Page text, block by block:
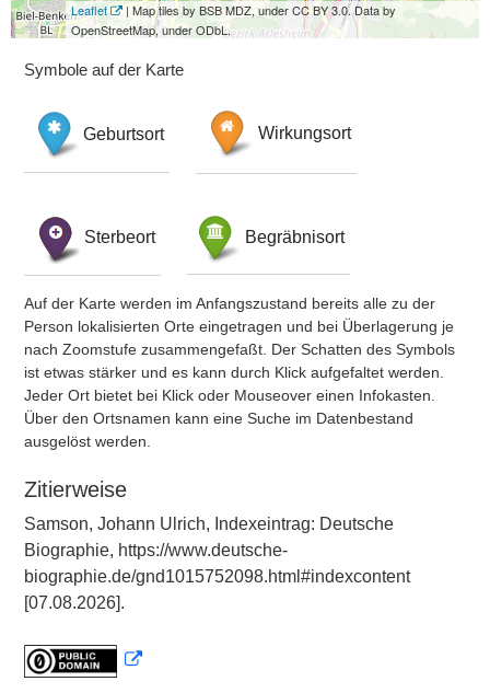
Leaflet
| Map tiles by BSB MDZ, under CC BY 3.0. Data by
OpenStreetMap, under ODbL.
Symbole auf der Karte
Geburtsort Wirkungsort
Sterbeort Begräbnisort
Auf der Karte werden im Anfangszustand bereits alle zu der
Person lokalisierten Orte eingetragen und bei Überlagerung je
nach Zoomstufe zusammengefaßt. Der Schatten des Symbols
ist etwas stärker und es kann durch Klick aufgefaltet werden.
Jeder Ort bietet bei Klick oder Mouseover einen Infokasten.
Über den Ortsnamen kann eine Suche im Datenbestand
ausgelöst werden.
Zitierweise
Samson, Johann Ulrich, Indexeintrag: Deutsche
Biographie, https://www.deutsche-
biographie.de/gnd1015752098.html#indexcontent
[07.08.2026].